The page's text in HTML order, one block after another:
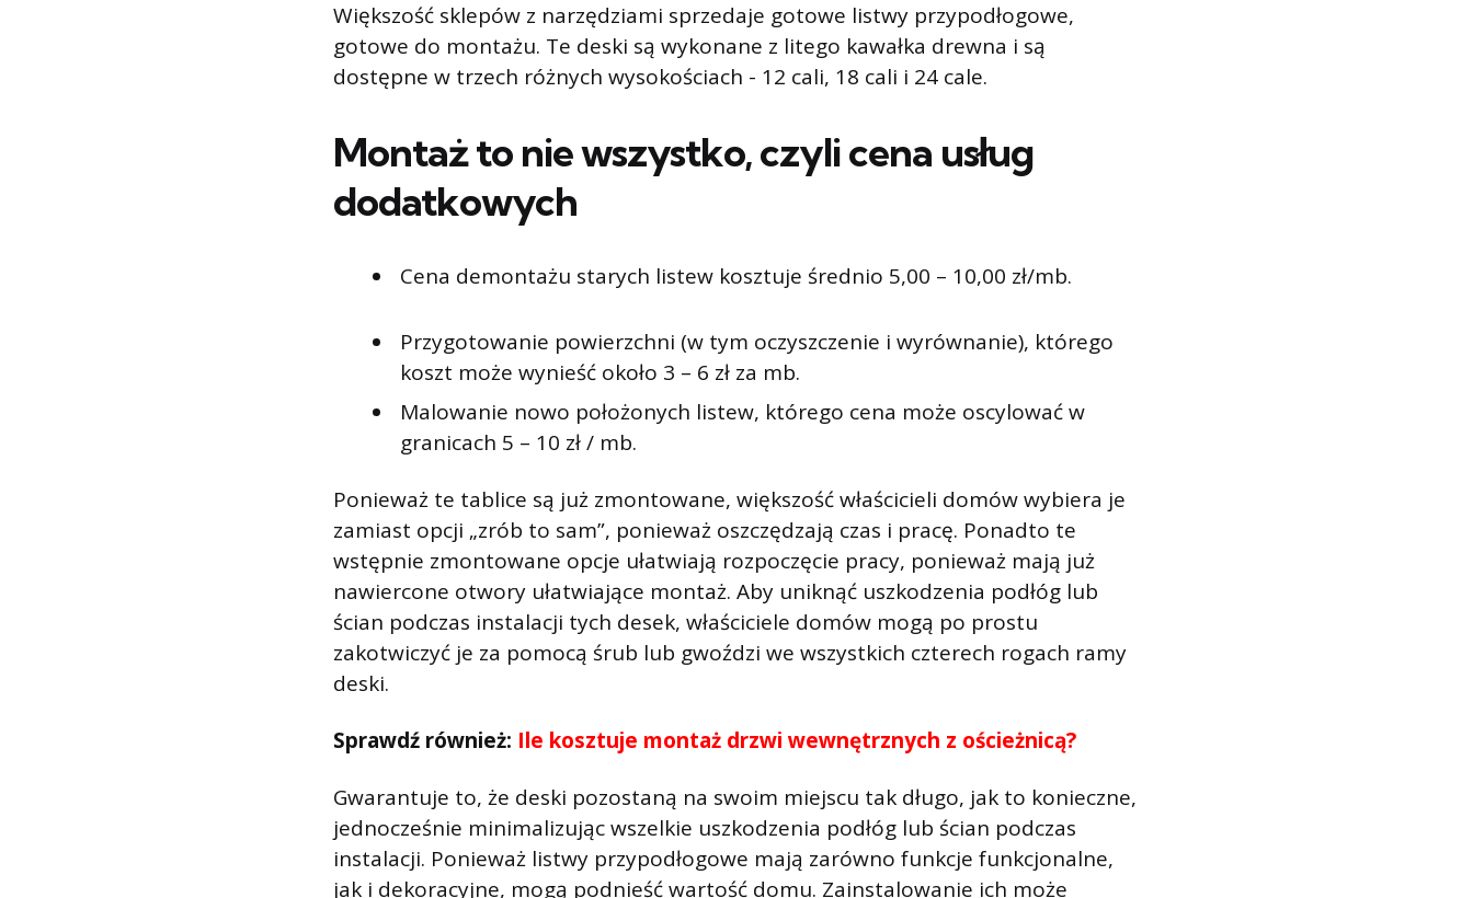
Większość sklepów z narzędziami sprzedaje gotowe listwy przypodłogowe,
gotowe do montażu. Te deski są wykonane z litego kawałka drewna i są
dostępne w trzech różnych wysokościach - 12 cali, 18 cali i 24 cale.
Montaż to nie wszystko, czyli cena usług
dodatkowych
Cena demontażu starych listew kosztuje średnio 5,00 – 10,00 zł/mb.
Przygotowanie powierzchni (w tym oczyszczenie i wyrównanie), którego
koszt może wynieść około 3 – 6 zł za mb.
Malowanie nowo położonych listew, którego cena może oscylować w
granicach 5 – 10 zł / mb.
Ponieważ te tablice są już zmontowane, większość właścicieli domów wybiera je
zamiast opcji „zrób to sam”, ponieważ oszczędzają czas i pracę. Ponadto te
wstępnie zmontowane opcje ułatwiają rozpoczęcie pracy, ponieważ mają już
nawiercone otwory ułatwiające montaż. Aby uniknąć uszkodzenia podłóg lub
ścian podczas instalacji tych desek, właściciele domów mogą po prostu
zakotwiczyć je za pomocą śrub lub gwoździ we wszystkich czterech rogach ramy
deski.
Sprawdź również: Ile kosztuje montaż drzwi wewnętrznych z ościeżnicą?
Gwarantuje to, że deski pozostaną na swoim miejscu tak długo, jak to konieczne,
jednocześnie minimalizując wszelkie uszkodzenia podłóg lub ścian podczas
instalacji. Ponieważ listwy przypodłogowe mają zarówno funkcje funkcjonalne,
jak i dekoracyjne, mogą podnieść wartość domu. Zainstalowanie ich może